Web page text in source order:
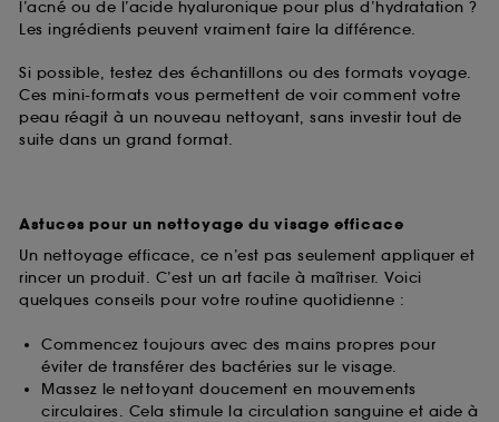
l’acné ou de l’acide hyaluronique pour plus d’hydratation ?
Les ingrédients peuvent vraiment faire la différence.
Si possible, testez des échantillons ou des formats voyage.
Ces mini-formats vous permettent de voir comment votre
peau réagit à un nouveau nettoyant, sans investir tout de
suite dans un grand format.
Astuces pour un nettoyage du visage efficace
Un nettoyage efficace, ce n’est pas seulement appliquer et
rincer un produit. C’est un art facile à maîtriser. Voici
quelques conseils pour votre routine quotidienne :
Commencez toujours avec des mains propres pour
éviter de transférer des bactéries sur le visage.
Massez le nettoyant doucement en mouvements
circulaires. Cela stimule la circulation sanguine et aide à